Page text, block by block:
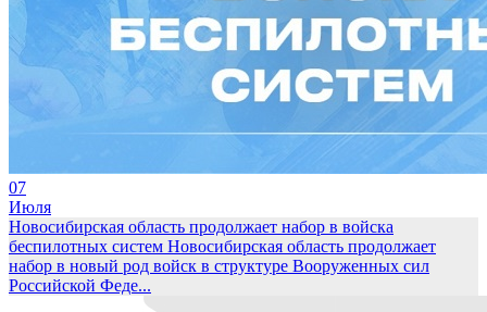
07
Июля
Новосибирская область продолжает набор в войска
беспилотных систем Новосибирская область продолжает
набор в новый род войск в структуре Вооруженных сил
Российской Феде...